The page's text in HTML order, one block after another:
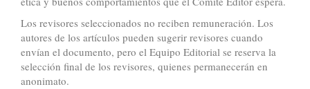
Los revisores seleccionados no reciben remuneración. Los
autores de los artículos pueden sugerir revisores cuando
envían el documento, pero el Equipo Editorial se reserva la
selección final de los revisores, quienes permanecerán en
anonimato.